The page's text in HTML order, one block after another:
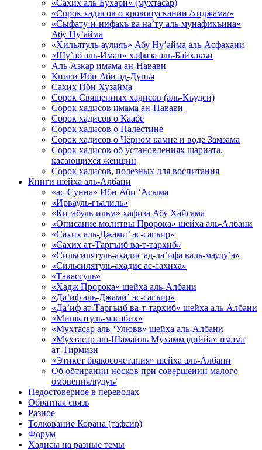
«Сахих аль-Бухари» (мухтасар)
«Сорок хадисов о кровопускании /хиджама/»
«Сыфату-н-нифакъ ва на’ту аль-мунафикъина»
Абу Ну’айма
«Хильятуль-аулияъ» Абу Ну’айма аль-Асфахани
«Шу’аб аль-Иман» хафиза аль-Байхакъи
Аль-Азкар имама ан-Навави
Книги Ибн Аби ад-Дунья
Сахих Ибн Хузайма
Сорок Священных хадисов (аль-Къудси)
Сорок хадисов имама ан-Навави
Сорок хадисов о Каабе
Сорок хадисов о Палестине
Сорок хадисов о Чёрном камне и воде Замзама
Сорок хадисов об установлениях шариата,
касающихся женщин
Сорок хадисов, полезных для воспитания
Книги шейха аль-Албани
«ас-Сунна» Ибн Аби ‘Асыма
«Ирвауль-гъалиль»
«Китабуль-ильм» хафиза Абу Хайсама
«Описание молитвы Пророка» шейха аль-Албани
«Сахих аль-Джами’ ас-сагъир»
«Сахих ат-Таргъиб ва-т-тархиб»
«Сильсилятуль-ахадис ад-да’ифа валь-мауду’а»
«Сильсилятуль-ахадис ас-сахиха»
«Тавассуль»
«Хадж Пророка» шейха аль-Албани
«Да’иф аль-Джами’ ас-сагъир»
«Да’иф ат-Таргъиб ва-т-тархиб» шейха аль-Албани
«Мишкатуль-масабих»
«Мухтасар аль-‘Улювв» шейха аль-Албани
«Мухтасар аш-Шамаиль Мухаммадиййа» имама
ат-Тирмизи
«Этикет бракосочетания» шейха аль-Албани
Об обтирании носков при совершении малого
омовения/вудуъ/
Недостоверное в переводах
Обратная связь
Разное
Толкование Корана (тафсир)
Форум
Хадисы на разные темы